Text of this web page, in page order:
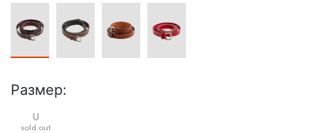
Размер:
U
sold out